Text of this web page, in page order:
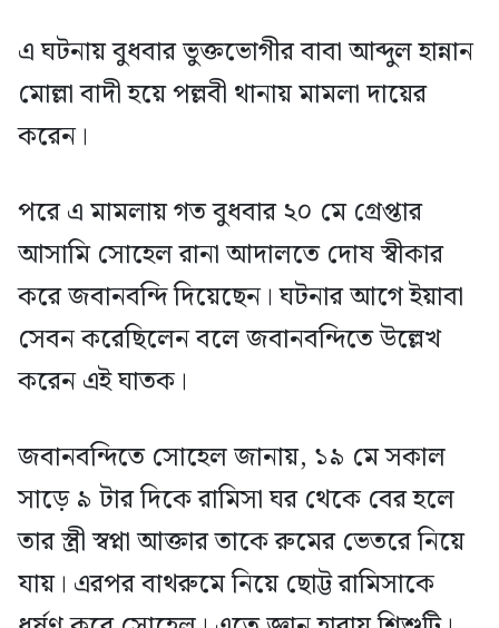
এ ঘটনায় বুধবার ভুক্তভোগীর বাবা আব্দুল হান্নান
মোল্লা বাদী হয়ে পল্লবী থানায় মামলা দায়ের
করেন।
পরে এ মামলায় গত বুধবার ২০ মে গ্রেপ্তার
আসামি সোহেল রানা আদালতে দোষ স্বীকার
করে জবানবন্দি দিয়েছেন। ঘটনার আগে ইয়াবা
সেবন করেছিলেন বলে জবানবন্দিতে উল্লেখ
করেন এই ঘাতক।
জবানবন্দিতে সোহেল জানায়, ১৯ মে সকাল
সাড়ে ৯ টার দিকে রামিসা ঘর থেকে বের হলে
তার স্ত্রী স্বপ্না আক্তার তাকে রুমের ভেতরে নিয়ে
যায়। এরপর বাথরুমে নিয়ে ছোট্ট রামিসাকে